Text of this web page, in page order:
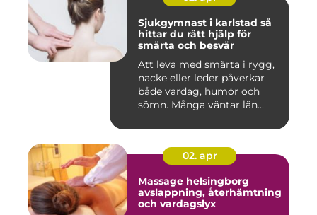
Sjukgymnast i karlstad så
hittar du rätt hjälp för
smärta och besvär
Att leva med smärta i rygg,
nacke eller leder påverkar
både vardag, humör och
sömn. Många väntar län...
02. apr
Massage helsingborg
avslappning, återhämtning
och vardagslyx